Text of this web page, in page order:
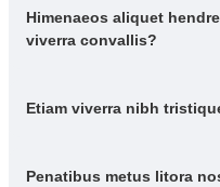
Himenaeos aliquet
viverra convallis?
Etiam viverra nibh
Penatibus metus litora